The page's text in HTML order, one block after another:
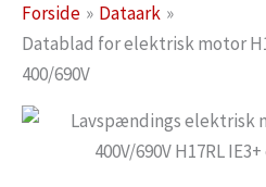
Forside
Dataark
Datablad for elektrisk motor
400/690V